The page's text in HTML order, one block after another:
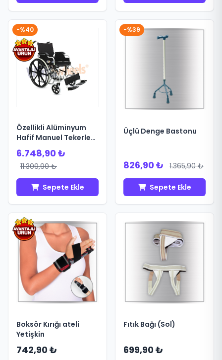
-%40
Özellikli Alüminyum
Hafif Manuel Tekerlekli
Sandalye Kırmızı
6.748,90 ₺
11.309,90 ₺
Sepete Ekle
-%39
Üçlü Denge Bastonu
826,90 ₺ 1.365,90 ₺
Sepete Ekle
Boksör Kırığı ateli
Yetişkin
742,90 ₺
Fıtık Bağı (Sol)
699,90 ₺